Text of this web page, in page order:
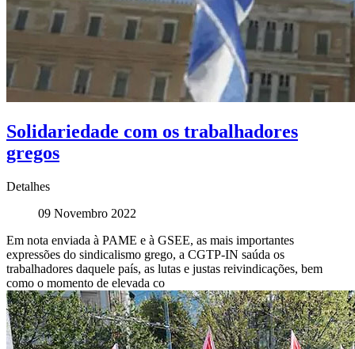
Solidariedade com os trabalhadores
gregos
Detalhes
09 Novembro 2022
Em nota enviada à PAME e à GSEE, as mais importantes
expressões do sindicalismo grego, a CGTP-IN saúda os
trabalhadores daquele país, as lutas e justas reivindicações, bem
como o momento de elevada co